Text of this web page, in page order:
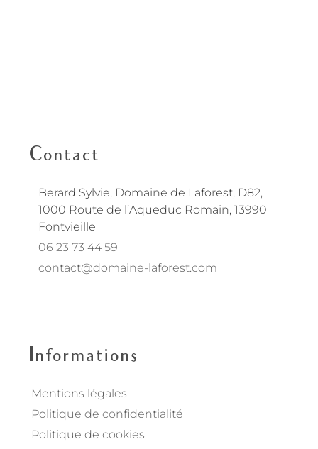
Contact
Berard Sylvie, Domaine de Laforest, D82,
1000 Route de l’Aqueduc Romain, 13990
Fontvieille
06 23 73 44 59
contact@domaine-laforest.com
Informations
Mentions légales
Politique de confidentialité
Politique de cookies